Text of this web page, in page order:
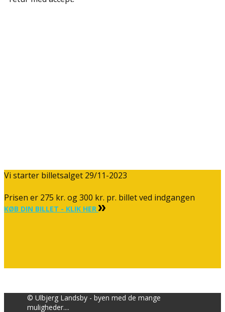
Vi starter billetsalget 29/11-2023
Prisen er 275 kr. og 300 kr. pr. billet ved indgangen
KØB DIN BILLET - KLIK HER
© Ulbjerg Landsby - byen med de mange
muligheder....